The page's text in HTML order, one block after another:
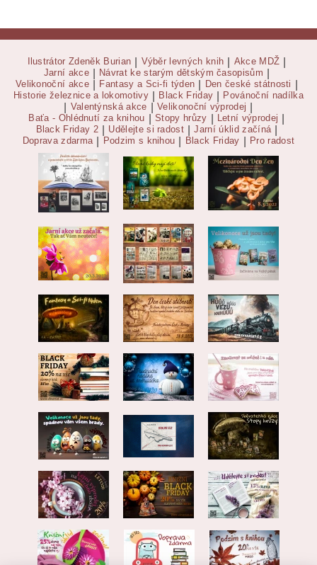
Ilustrátor Zdeněk Burian Výběr levných knih Akce MDŽ
Jarní akce Návrat ke starým dětským časopisům
Velikonoční akce Fantasy a Sci-fi týden Den české státnosti
Historie železnice a lokomotivy Black Friday Povánoční nadílka
Valentýnská akce Velikonoční výprodej
Baťa - Ohlédnutí za knihou Stopy hrůzy Letní výprodej
Black Friday 2 Udělejte si radost Jarní úklid začíná
Doprava zdarma Podzim s knihou Black Friday Pro radost